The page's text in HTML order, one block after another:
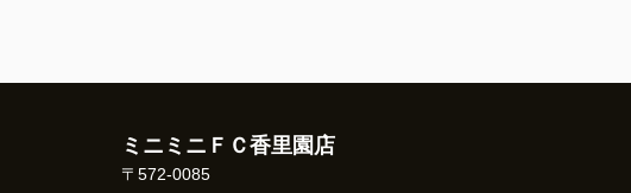
ミニミニＦＣ香里園店
〒572-0085